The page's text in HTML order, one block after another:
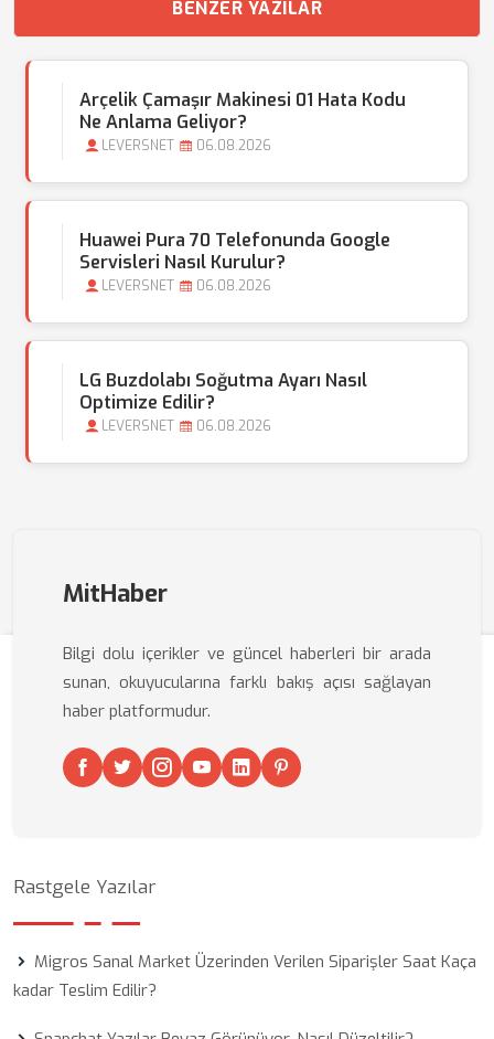
BENZER YAZILAR
Arçelik Çamaşır Makinesi 01 Hata Kodu
Ne Anlama Geliyor?
LEVERSNET 06.08.2026
Huawei Pura 70 Telefonunda Google
Servisleri Nasıl Kurulur?
LEVERSNET 06.08.2026
LG Buzdolabı Soğutma Ayarı Nasıl
Optimize Edilir?
LEVERSNET 06.08.2026
MitHaber
Bilgi dolu içerikler ve güncel haberleri bir arada
sunan, okuyucularına farklı bakış açısı sağlayan
haber platformudur.
Rastgele Yazılar
Migros Sanal Market Üzerinden Verilen Siparişler Saat Kaça
kadar Teslim Edilir?